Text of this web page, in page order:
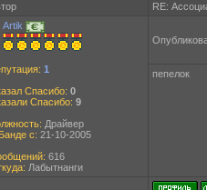
RE:
Artik
1
Спасибо: 0
Спасибо: 9
Драйвер
с: 21-10-2005
616
Лабытнанги
пепелок